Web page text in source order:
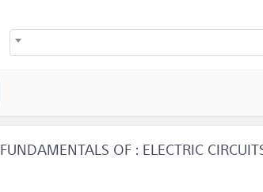
FUNDAMENTALS OF : ELECTRIC